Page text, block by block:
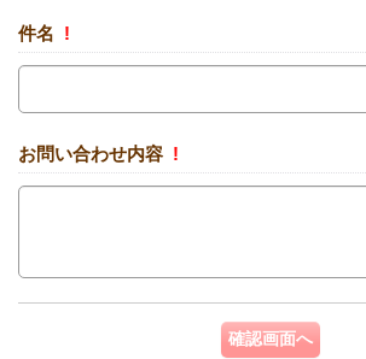
件名 !
お問い合わせ内容 !